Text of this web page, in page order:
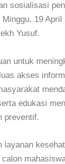
sosialisasi
19
Yusuf.
untuk
akses
edukasi
preventif.
layanan